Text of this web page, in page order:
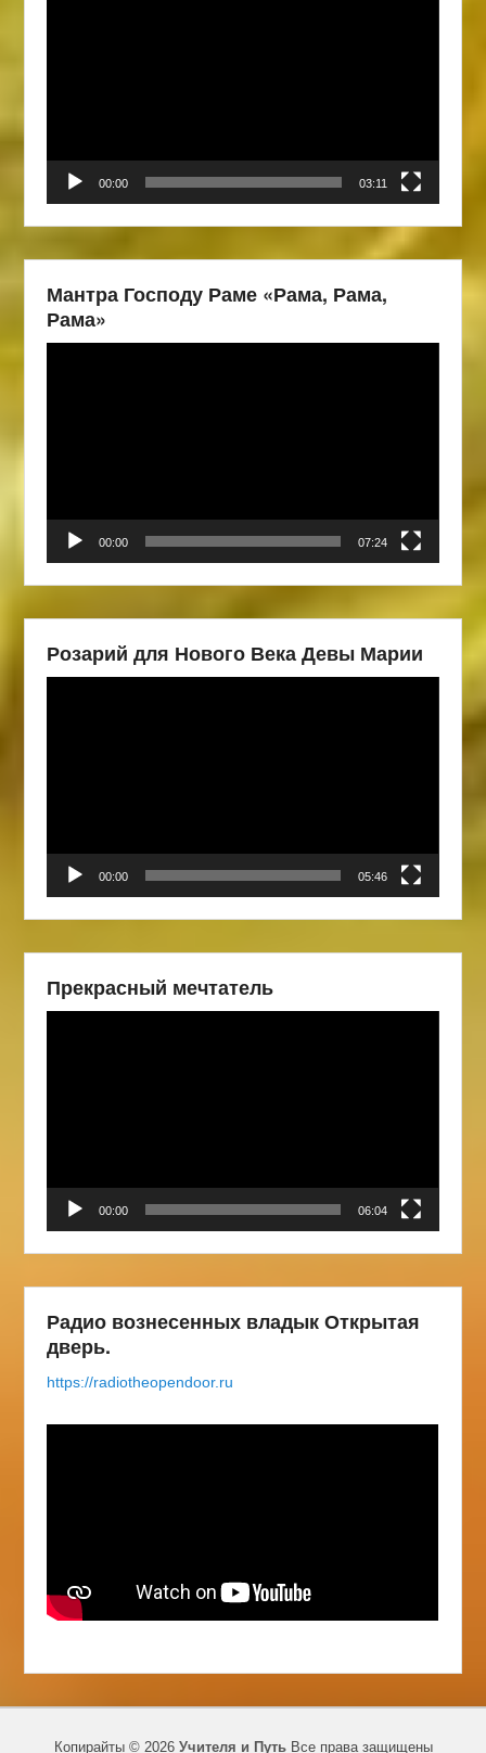
00:00 03:11
Мантра Господу Раме «Рама, Рама,
Рама»
00:00 07:24
Розарий для Нового Века Девы Марии
00:00 05:46
Прекрасный мечтатель
00:00 06:04
Радио вознесенных владык Открытая
дверь.
https://radiotheopendoor.ru
Копирайты © 2026 Учителя и ПутьВсе права защищены